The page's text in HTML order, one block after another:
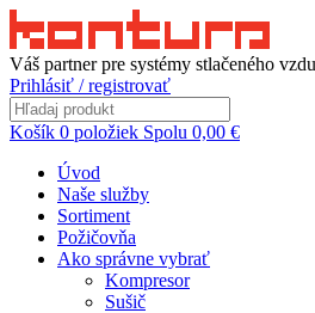
Váš partner pre systémy stlačeného
Prihlásiť / registrovať
Košík 0 položiek Spolu 0,00 €
Úvod
Naše služby
Sortiment
Požičovňa
Ako správne vybrať
Kompresor
Sušič